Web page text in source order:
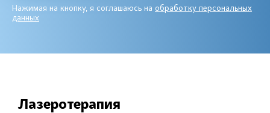
Нажимая на кнопку, я соглашаюсь на обработку персональных
данных
Лазеротерапия